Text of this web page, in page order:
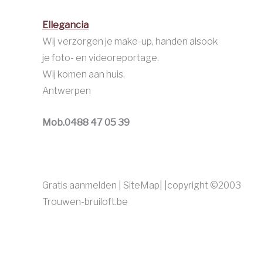
Ellegancia
Wij verzorgen je make-up, handen alsook
je foto- en videoreportage.
Wij komen aan huis.
Antwerpen
Mob.0488 47 05 39
Gratis aanmelden | SiteMap| |copyright ©2003
Trouwen-bruiloft.be